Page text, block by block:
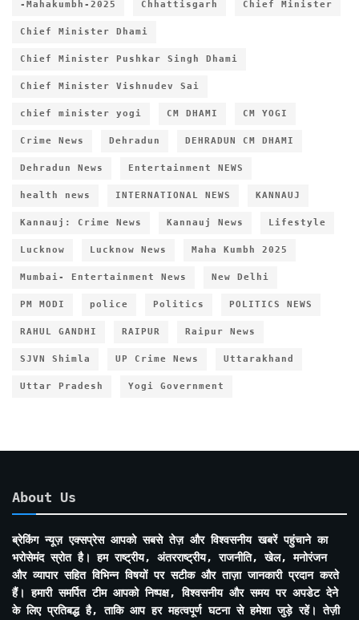
-Mahakumbh-2025 Chhattisgarh Chief Minister
Chief Minister Dhami
Chief Minister Pushkar Singh Dhami
Chief Minister Vishnudev Sai
chief minister yogi CM DHAMI CM YOGI
Crime News Dehradun DEHRADUN CM DHAMI
Dehradun News Entertainment NEWS
health news INTERNATIONAL NEWS KANNAUJ
Kannauj: Crime News Kannauj News Lifestyle
Lucknow Lucknow News Maha Kumbh 2025
Mumbai- Entertainment News New Delhi
PM MODI police Politics POLITICS NEWS
RAHUL GANDHI RAIPUR Raipur News
SJVN Shimla UP Crime News Uttarakhand
Uttar Pradesh Yogi Government
About Us
ब्रेकिंग न्यूज़ एक्सप्रेस आपको सबसे तेज़ और विश्वसनीय खबरें पहुंचाने का
भरोसेमंद स्रोत है। हम राष्ट्रीय, अंतरराष्ट्रीय, राजनीति, खेल, मनोरंजन
और व्यापार सहित विभिन्न विषयों पर सटीक और ताज़ा जानकारी प्रदान करते
हैं। हमारी समर्पित टीम आपको निष्पक्ष, विश्वसनीय और समय पर अपडेट देने
के लिए प्रतिबद्ध है, ताकि आप हर महत्वपूर्ण घटना से हमेशा जुड़े रहें। तेज़ी